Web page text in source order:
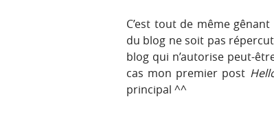
C’est tout de même
du blog ne soit pas
blog qui n’autorise peut-
cas mon premier post
principal ^^